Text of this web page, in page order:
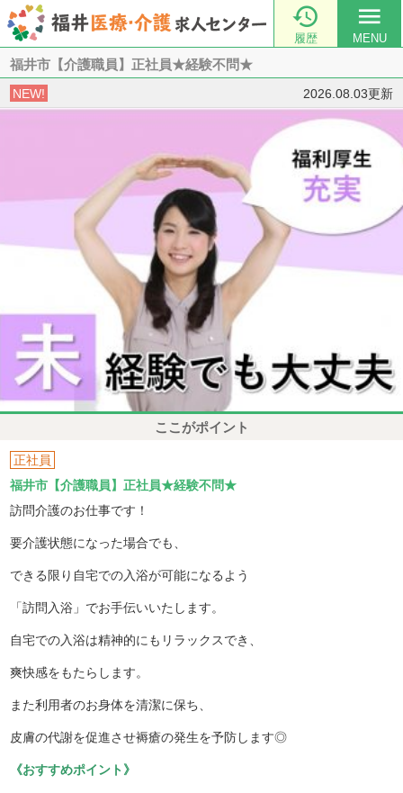

履歴
menu
MENU
福井市【介護職員】正社員★経験不問★
NEW! 2026.08.03更新
ここがポイント
正社員
福井市【介護職員】正社員★経験不問★
訪問介護のお仕事です！
要介護状態になった場合でも、
できる限り自宅での入浴が可能になるよう
「訪問入浴」でお手伝いいたします。
自宅での入浴は精神的にもリラックスでき、
爽快感をもたらします。
また利用者のお身体を清潔に保ち、
皮膚の代謝を促進させ褥瘡の発生を予防します◎
《おすすめポイント》